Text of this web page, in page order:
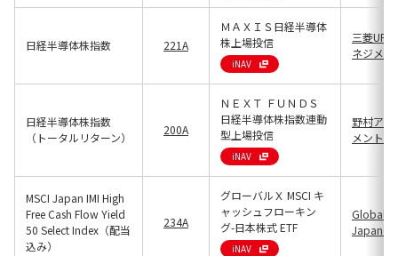
日経半導体株指数 221A
ＭＡＸＩＳ日経半導体
株上場投信
iNAV
三菱UFJ
ネジメ
日経半導体株指数
（トータルリターン）
200A
ＮＥＸＴ ＦＵＮＤＳ
日経半導体株指数連動
型上場投信
iNAV
野村ア
メント
MSCI Japan IMI High
Free Cash Flow Yield
50 Select Index（配当
込み）
234A
グローバルＸ MSCI キ
ャッシュフローキン
グ-日本株式 ETF
iNAV
Global X